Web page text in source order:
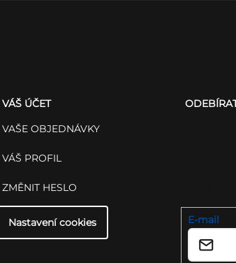
VÁŠ ÚČET
VAŠE OBJEDNÁVKY
VÁŠ PROFIL
ZMĚNIT HESLO
Nastavení cookies E-mail